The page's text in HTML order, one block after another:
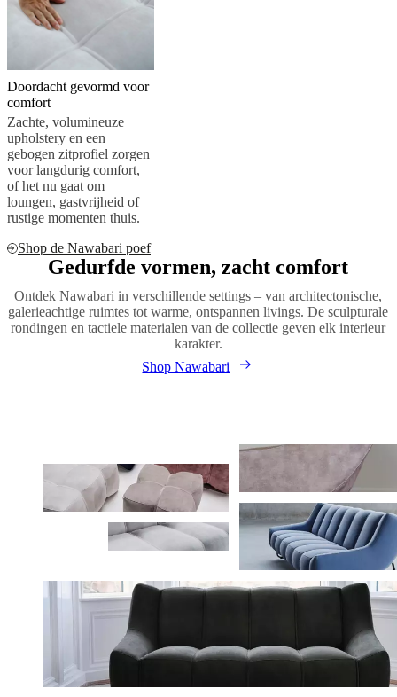
Doordacht gevormd voor
comfort
Zachte, volumineuze
upholstery en een
gebogen zitprofiel zorgen
voor langdurig comfort,
of het nu gaat om
loungen, gastvrijheid of
rustige momenten thuis.
Shop de Nawabari poef
Gedurfde vormen, zacht comfort
Ontdek Nawabari in verschillende settings – van architectonische,
galerieachtige ruimtes tot warme, ontspannen livings. De sculpturale
rondingen en tactiele materialen van de collectie geven elk interieur
karakter.
Shop Nawabari